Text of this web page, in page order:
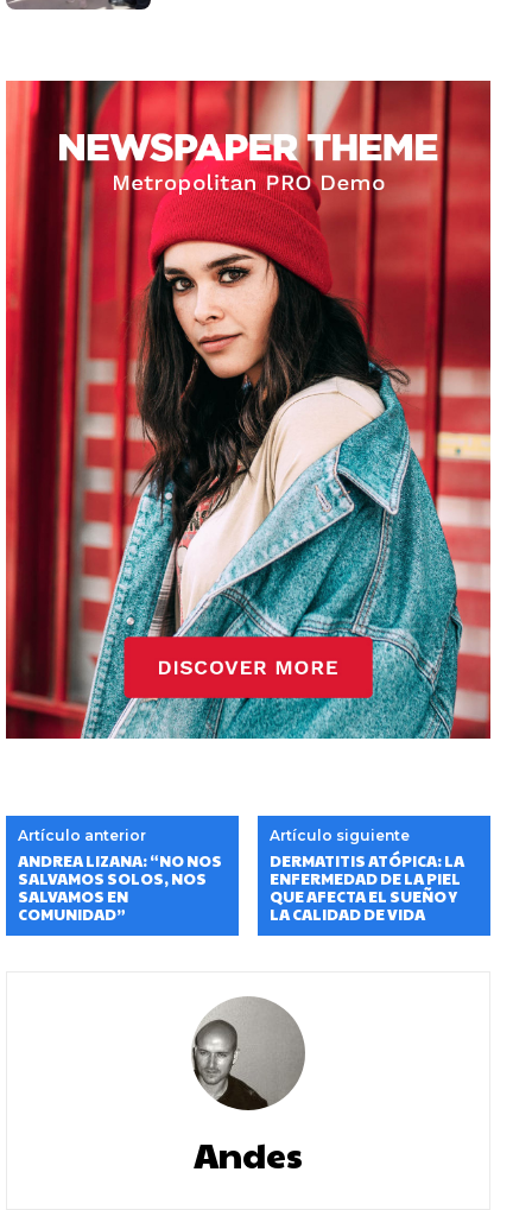
Artículo anterior
ANDREA LIZANA: “NO NOS
SALVAMOS SOLOS, NOS
SALVAMOS EN
COMUNIDAD”
Artículo siguiente
DERMATITIS ATÓPICA: LA
ENFERMEDAD DE LA PIEL
QUE AFECTA EL SUEÑO Y
LA CALIDAD DE VIDA
Andes